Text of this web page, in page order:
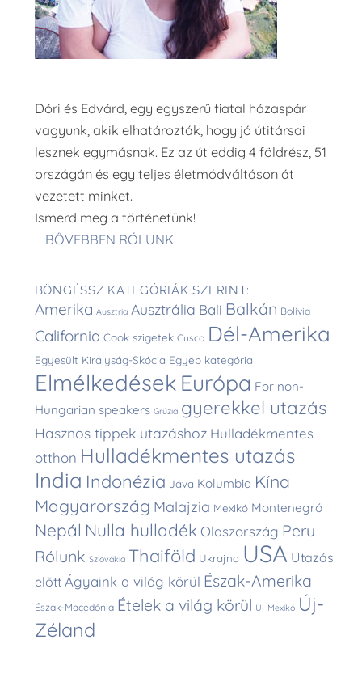
Dóri és Edvárd, egy egyszerű fiatal házaspár
vagyunk, akik elhatározták, hogy jó útitársai
lesznek egymásnak. Ez az út eddig 4 földrész, 51
országán és egy teljes életmódváltáson át
vezetett minket.
Ismerd meg a történetünk!
BŐVEBBEN RÓLUNK
BÖNGÉSSZ KATEGÓRIÁK SZERINT:
Amerika Ausztria Ausztrália Bali Balkán Bolívia
California Cook szigetek Cusco Dél-Amerika
Egyesült Királyság-Skócia Egyéb kategória
Elmélkedések Európa For non-
Hungarian speakers Grúzia gyerekkel utazás
Hasznos tippek utazáshoz Hulladékmentes
otthon Hulladékmentes utazás
India Indonézia Jáva Kolumbia Kína
Magyarország Malajzia Mexikó Montenegró
Nepál Nulla hulladék Olaszország Peru
Rólunk Szlovákia Thaiföld Ukrajna USA Utazás
előtt Ágyaink a világ körül Észak-Amerika
Észak-Macedónia Ételek a világ körül Új-Mexikó Új-
Zéland